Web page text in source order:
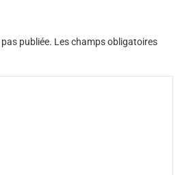
publiée. Les champs obligatoires